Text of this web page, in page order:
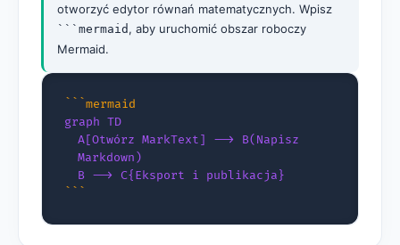
otworzyć edytor równań matematycznych. Wpisz
```mermaid , aby uruchomić obszar roboczy
Mermaid.
```mermaid
graph TD
A[Otwórz MarkText] --> B(Napisz
Markdown)
B --> C{Eksport i publikacja}